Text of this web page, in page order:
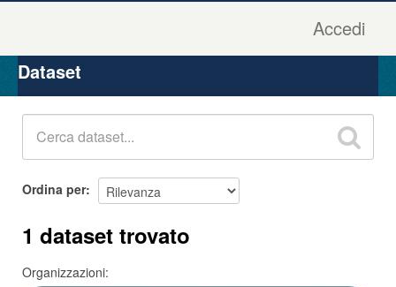
Accedi
Organizzazioni
Gruppi
Dataset
Ordina per
1 dataset trovato
Organizzazioni: